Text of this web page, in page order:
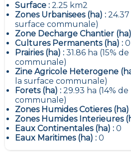
Surface : 2.25 km2
Zones Urbanisees (ha) : 24.37
surface communale)
Zone Decharge Chantier
Cultures Permanents (ha) : 0
Prairies (ha) : 31.86 ha (15%
communale)
Zine Agricole Heterogene
la surface communale)
Forets (ha) : 29.93 ha (14%
communale)
Zones Humides Cotieres (ha)
Zones Humides Interieures
Eaux Continentales (ha) : 0
Eaux Maritimes (ha) : 0